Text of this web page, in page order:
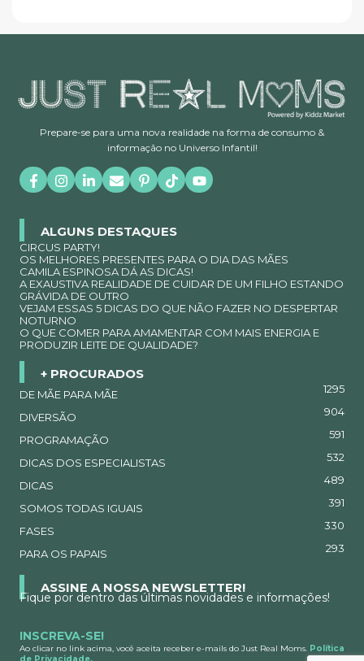
Prepare-se para uma nova realidade na forma de consumo &
informação no Universo Infantil!
ALGUNS DESTAQUES
CIRCUS PARTY!
OS MELHORES PRESENTES PARA O DIA DAS MÃES
CAMILA ESPINOSA DÁ AS DICAS!
A EXAUSTIVA REALIDADE DE CUIDAR DE UM FILHO ESTANDO
GRÁVIDA DE OUTRO
VEJAM ESSAS 5 DICAS DO QUE NÃO FAZER NO DESPERTAR
NOTURNO
O QUE COMER PARA AMAMENTAR COM MAIS ENERGIA E
PRODUZIR LEITE DE QUALIDADE?
+ PROCURADOS
DE MÃE PARA MÃE 1295
DIVERSÃO 904
PROGRAMAÇÃO 591
DICAS DOS ESPECIALISTAS 532
DICAS 489
SOMOS TODAS IGUAIS 391
FASES 330
PARA OS PAPAIS 293
ASSINE A NOSSA NEWSLETTER!
Fique por dentro das últimas novidades e informações!
INSCREVA-SE!
Ao clicar no link acima, você aceita receber e-mails do Just Real Moms. Política
de Privacidade.